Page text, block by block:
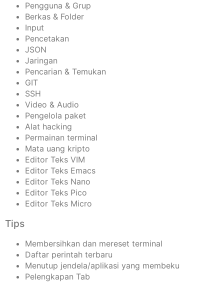
Pengguna & Grup
Berkas & Folder
Input
Pencetakan
JSON
Jaringan
Pencarian & Temukan
GIT
SSH
Video & Audio
Pengelola paket
Alat hacking
Permainan terminal
Mata uang kripto
Editor Teks VIM
Editor Teks Emacs
Editor Teks Nano
Editor Teks Pico
Editor Teks Micro
Tips
Membersihkan dan mereset terminal
Daftar perintah terbaru
Menutup jendela/aplikasi yang membeku
Pelengkapan Tab